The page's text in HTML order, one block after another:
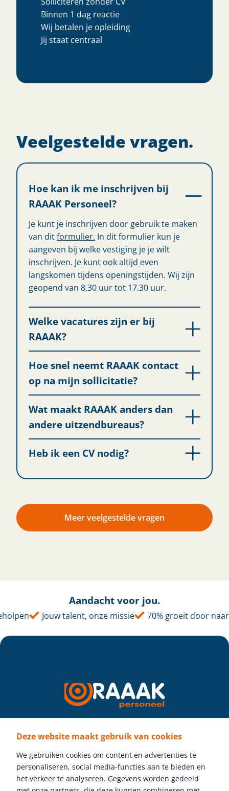
Deze website maakt gebruik van cookies
We gebruiken cookies om content en advertenties te
personaliseren, social media-functies aan te bieden en
het verkeer te analyseren. Gegevens worden gedeeld
Binnen 1 dag reactie
Wij betalen je opleiding
Jij staat centraal
Veelgestelde vragen.
Hoe kan ik me inschrijven bij
RAAAK Personeel?
Je kunt je inschrijven door gebruik te maken
van ditformulier. In dit formulier kun je
aangeven bij welke vestiging je je wilt
inschrijven. Je kunt ook altijd even
langskomen tijdens openingstijden. Wij zijn
geopend van 8.30 uur tot 17.30 uur.
Welke vacatures zijn er bij
RAAAK?
Hoe snel neemt RAAAK contact
op na mijn sollicitatie?
Wat maakt RAAAK anders dan
andere uitzendbureaus?
Heb ik een CV nodig?
Meer veelgestelde vragen
Aandacht voor jou.
Jouw talent, onze missie 70% groeit door naar
Volg ons